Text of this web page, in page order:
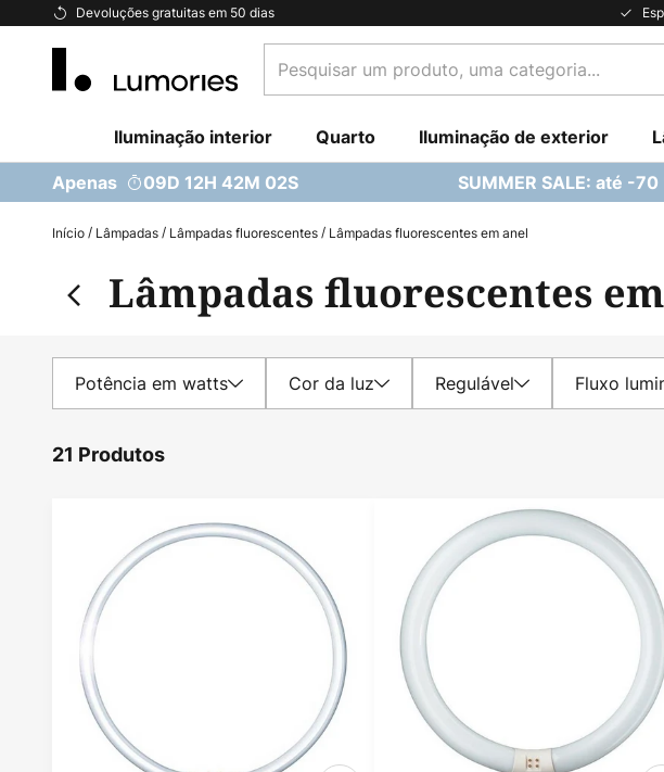
Devoluções gratuitas em 50 dias
Ir
Conteúdo
um
uma
categoria...
Iluminação interior Quarto Iluminação de exterior
Apenas 09D 12H 42M 01S SUMMER SALE: até -70
Início Lâmpadas Lâmpadas fluorescentes Lâmpadas fluorescentes em anel
Lâmpadas fluorescentes
Potência em watts Cor da luz Regulável Fluxo
21 Produtos